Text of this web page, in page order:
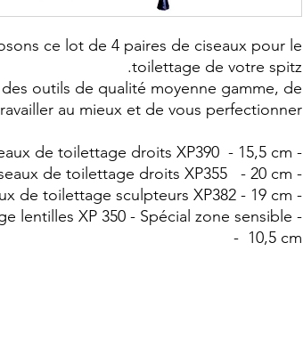
ce lot de 4 paires de ciseaux pour le
toilettage de votre spitz.
outils de qualité moyenne gamme, de
au mieux et de vous perfectionner.
- Ciseaux de toilettage droits XP390 - 15,5 cm
- Ciseaux de toilettage droits XP355 - 20 cm
- Ciseaux de toilettage sculpteurs XP382 - 19 cm
lentilles XP 350 - Spécial zone sensible
- 10,5 cm